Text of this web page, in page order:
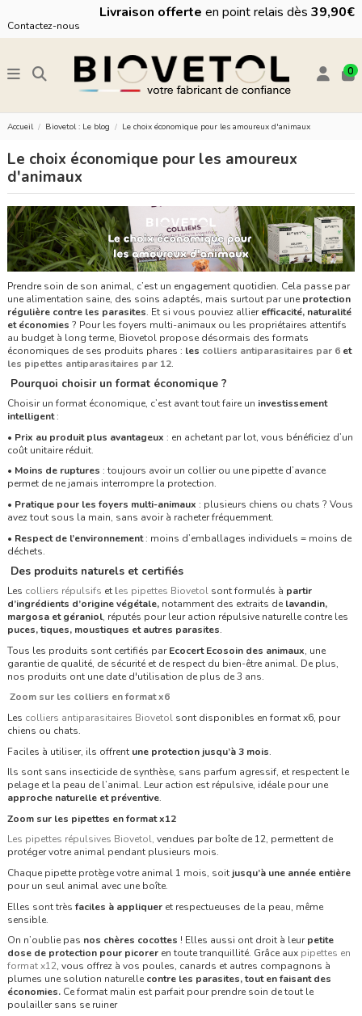
Livraison offerte en point relais dès 39,90€
Contactez-nous
0
Accueil Biovetol : Le blog Le choix économique pour les amoureux d'animaux
Le choix économique pour les amoureux
d'animaux
Prendre soin de son animal, c’est un engagement quotidien. Cela passe par
une alimentation saine, des soins adaptés, mais surtout par une protection
régulière contre les parasites. Et si vous pouviez allierefficacité, naturalité
et économies ? Pour les foyers multi-animaux ou les propriétaires attentifs
au budget à long terme, Biovetol propose désormais des formats
économiques de ses produits phares : les colliers antiparasitaires par 6 et
les pipettes antiparasitaires par 12.
Pourquoi choisir un format économique ?
Choisir un format économique, c’est avant tout faire un investissement
intelligent:
• Prix au produit plus avantageux : en achetant par lot, vous bénéficiez d’un
coût unitaire réduit.
• Moins de ruptures : toujours avoir un collier ou une pipette d’avance
permet de ne jamais interrompre la protection.
• Pratique pour les foyers multi-animaux : plusieurs chiens ou chats ? Vous
avez tout sous la main, sans avoir à racheter fréquemment.
• Respect de l’environnement: moins d’emballages individuels = moins de
déchets.
Des produits naturels et certifiés
Les colliers répulsifs et les pipettes Biovetol sont formulés à partir
d’ingrédients d’origine végétale, notamment des extraits de lavandin,
margosa et géraniol, réputés pour leur action répulsive naturelle contre les
puces, tiques, moustiques et autres parasites.
Tous les produits sont certifiés parEcocert Ecosoin des animaux, une
garantie de qualité, de sécurité et de respect du bien-être animal. De plus,
nos produits ont une date d'utilisation de plus de 3 ans.
Zoom sur les colliers en format x6
Les colliers antiparasitaires Biovetol sont disponibles en format x6, pour
chiens ou chats.
Faciles à utiliser, ils offrent une protection jusqu’à 3 mois.
Ils sont sans insecticide de synthèse, sans parfum agressif, et respectent le
pelage et la peau de l’animal. Leur action est répulsive, idéale pour une
approche naturelle et préventive.
Zoom sur les pipettes en format x12
Les pipettes répulsives Biovetol, vendues par boîte de 12, permettent de
protéger votre animal pendant plusieurs mois.
Chaque pipette protège votre animal 1 mois, soit jusqu’à une année entière
pour un seul animal avec une boîte.
Elles sont très faciles à appliquer et respectueuses de la peau, même
sensible.
On n’oublie pas nos chères cocottes ! Elles aussi ont droit à leurpetite
dose de protection pour picorer en toute tranquillité. Grâce aux pipettes en
format x12, vous offrez à vos poules, canards et autres compagnons à
plumes une solution naturelle contre les parasites, tout en faisant des
économies. Ce format malin est parfait pour prendre soin de tout le
poulailler sans se ruiner